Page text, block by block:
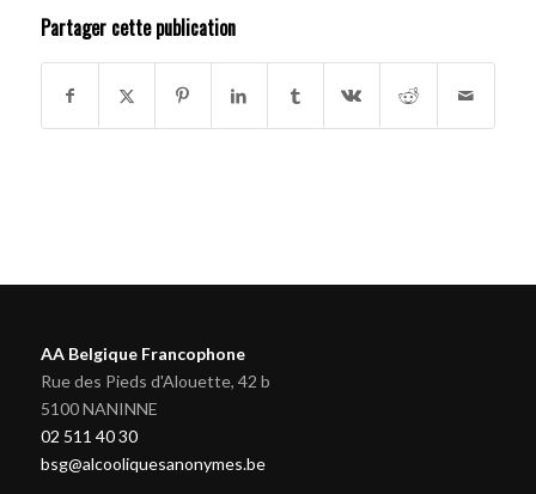
Partager cette publication
AA Belgique Francophone
Rue des Pieds d'Alouette, 42 b
5100 NANINNE
02 511 40 30
bsg@alcooliquesanonymes.be